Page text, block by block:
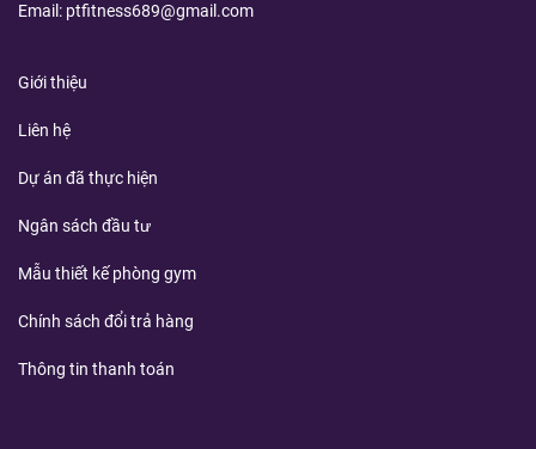
Email: ptfitness689@gmail.com
Giới thiệu
Liên hệ
Dự án đã thực hiện
Ngân sách đầu tư
Mẫu thiết kế phòng gym
Chính sách đổi trả hàng
Thông tin thanh toán